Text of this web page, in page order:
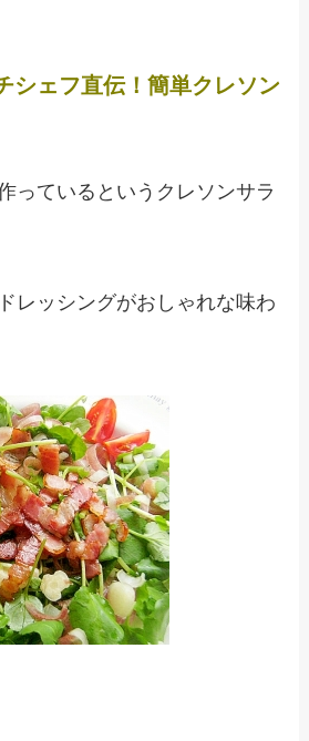
シェフ直伝！簡単クレソン
っているというクレソンサラ
レッシングがおしゃれな味わ